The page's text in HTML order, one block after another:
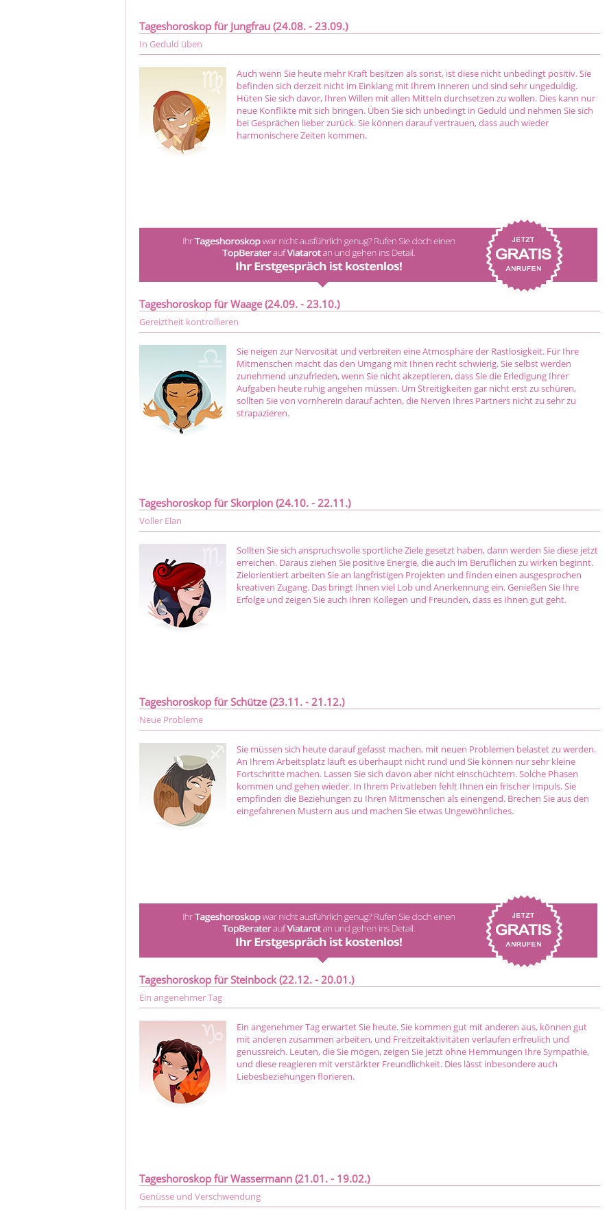
Tageshoroskop für Jungfrau (24.08. - 23.09.)
In Geduld üben
Auch wenn Sie heute mehr Kraft besitzen als sonst, ist diese nicht unbedingt positiv. Sie
befinden sich derzeit nicht im Einklang mit Ihrem Inneren und sind sehr ungeduldig.
Hüten Sie sich davor, Ihren Willen mit allen Mitteln durchsetzen zu wollen. Dies kann nur
neue Konflikte mit sich bringen. Üben Sie sich unbedingt in Geduld und nehmen Sie sich
bei Gesprächen lieber zurück. Sie können darauf vertrauen, dass auch wieder
harmonischere Zeiten kommen.
Tageshoroskop für Waage (24.09. - 23.10.)
Gereiztheit kontrollieren
Sie neigen zur Nervosität und verbreiten eine Atmosphäre der Rastlosigkeit. Für Ihre
Mitmenschen macht das den Umgang mit Ihnen recht schwierig. Sie selbst werden
zunehmend unzufrieden, wenn Sie nicht akzeptieren, dass Sie die Erledigung Ihrer
Aufgaben heute ruhig angehen müssen. Um Streitigkeiten gar nicht erst zu schüren,
sollten Sie von vornherein darauf achten, die Nerven Ihres Partners nicht zu sehr zu
strapazieren.
Tageshoroskop für Skorpion (24.10. - 22.11.)
Voller Elan
Sollten Sie sich anspruchsvolle sportliche Ziele gesetzt haben, dann werden Sie diese jetzt
erreichen. Daraus ziehen Sie positive Energie, die auch im Beruflichen zu wirken beginnt.
Zielorientiert arbeiten Sie an langfristigen Projekten und finden einen ausgesprochen
kreativen Zugang. Das bringt Ihnen viel Lob und Anerkennung ein. Genießen Sie Ihre
Erfolge und zeigen Sie auch Ihren Kollegen und Freunden, dass es Ihnen gut geht.
Tageshoroskop für Schütze (23.11. - 21.12.)
Neue Probleme
Sie müssen sich heute darauf gefasst machen, mit neuen Problemen belastet zu werden.
An Ihrem Arbeitsplatz läuft es überhaupt nicht rund und Sie können nur sehr kleine
Fortschritte machen. Lassen Sie sich davon aber nicht einschüchtern. Solche Phasen
kommen und gehen wieder. In Ihrem Privatleben fehlt Ihnen ein frischer Impuls. Sie
empfinden die Beziehungen zu Ihren Mitmenschen als einengend. Brechen Sie aus den
eingefahrenen Mustern aus und machen Sie etwas Ungewöhnliches.
Tageshoroskop für Steinbock (22.12. - 20.01.)
Ein angenehmer Tag
Ein angenehmer Tag erwartet Sie heute. Sie kommen gut mit anderen aus, können gut
mit anderen zusammen arbeiten, und Freitzeitaktivitäten verlaufen erfreulich und
genussreich. Leuten, die Sie mögen, zeigen Sie jetzt ohne Hemmungen Ihre Sympathie,
und diese reagieren mit verstärkter Freundlichkeit. Dies lässt inbesondere auch
Liebesbeziehungen florieren.
Tageshoroskop für Wassermann (21.01. - 19.02.)
Genüsse und Verschwendung